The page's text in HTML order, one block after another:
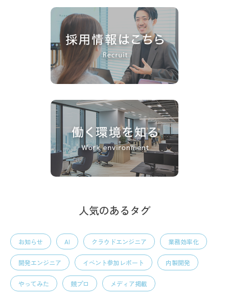
人気のあるタグ
お知らせ AI クラウドエンジニア 業務効率化
開発エンジニア イベント参加レポート 内製開発
やってみた 競プロ メディア掲載